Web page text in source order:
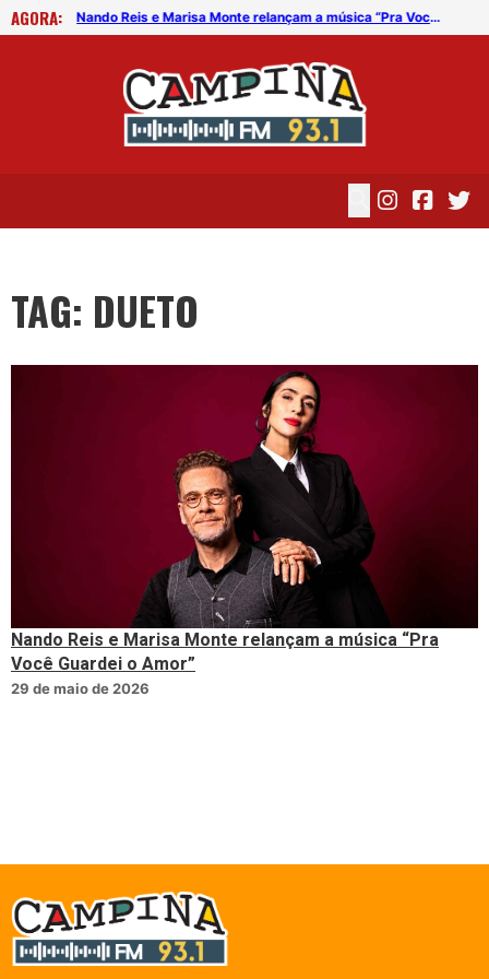
AGORA:
Nando Reis e Marisa Monte relançam a música “Pra Você Guardei o Amor” Nando Reis e Marisa Monte relançam a música “Pra Você Guardei o Amor”
TAG: DUETO
Nando Reis e Marisa Monte relançam a música “Pra
Você Guardei o Amor”
29 de maio de 2026